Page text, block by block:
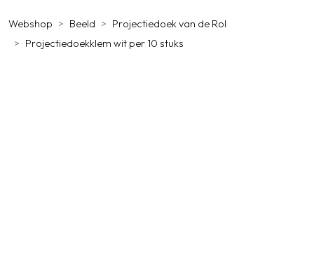
Webshop Beeld
Projectiedoek van de Rol
Projectiedoekklem wit per 10 stuks